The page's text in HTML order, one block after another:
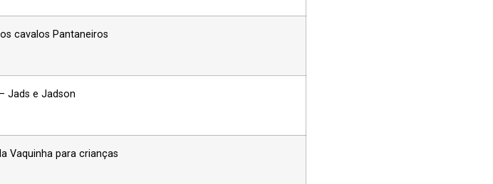
cavalos Pantaneiros
Jads e Jadson
Vaquinha para crianças